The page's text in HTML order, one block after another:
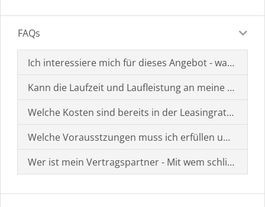
FAQs
Ich interessiere mich für dieses Angebot - was muss
Kann die Laufzeit und Laufleistung an meine
Welche Kosten sind bereits in der Leasingrate
Welche Vorausstzungen muss ich erfüllen um einen
Wer ist mein Vertragspartner - Mit wem schließe ich